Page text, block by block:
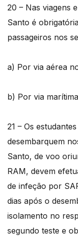
20 – Nas viagens
Santo é
passageiros nos
a) Por via aérea
b) Por via
21 – Os
desembarquem
Santo, de voo
RAM, devem
de infeção por
dias após o
isolamento no
segundo teste e